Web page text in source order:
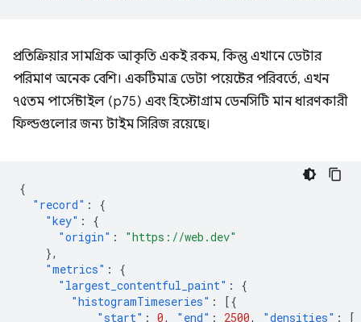
প্রতিক্রিয়ার সামগ্রিক আকৃতি একই রকম, কিন্তু এখানে ডেটার
পরিমাণ অনেক বেশি। একটিমাত্র ডেটা পয়েন্টের পরিবর্তে, এখন
৭৫তম পার্সেন্টাইল (p75) এবং হিস্টোগ্রাম ডেনসিটি মান ধারণকারী
ফিল্ডগুলোর জন্য টাইম সিরিজ রয়েছে।
{
"record" :
{
"key" :
{
"origin" :
"https://web.dev"
},
"metrics" :
{
"largest_contentful_paint" :
{
"histogramTimeseries" :
[{
"start" : 0, "end" : 2500, "densities" :
[